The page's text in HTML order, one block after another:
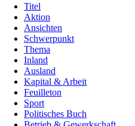
Titel
Aktion
Ansichten
Schwerpunkt
Thema
Inland
Ausland
Kapital & Arbeit
Feuilleton
Sport
Politisches Buch